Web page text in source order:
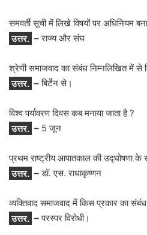
समवर्ती सूची में लिखे विषयों पर अधिनियम
उत्तर. –राज्य और संघ
श्रेणी समाजवाद का संबंध निम्नलिखित में से
उत्तर. –बिर्टेन से।
विश्व पर्यावरण दिवस कब मनाया जाता है ?
उत्तर. – 5 जून
प्रथम राष्ट्रीय आपातकाल की उद्घोषणा
उत्तर. –डॉ. एस. राधाकृष्णन
व्यक्तिवाद समाजवाद में किस प्रकार का
उत्तर. –परस्पर विरोधी।